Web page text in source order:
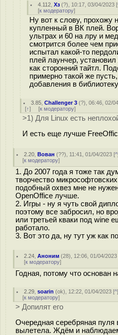
4.112 ,Хз (?), 10:17, 03/04/2023 [
[к модератору]
Ну вот к слову, прохожу
купленный в ВК плей.
ультрах и 60 на лру и
смотрится более чем
испытал какой-то
плей лаунчер,
как сторонний тайтл.
примерно такой же
добавления в
3.85 ,Challenger 3 (?), 06:46, 02/
[↑] [к модератору]
>1) Для Linux есть
И есть еще лучше
2.20 ,Вован (??), 11:41, 01/04/2023 [^
[к модератору]
1. До 2007 года я тоже так
творчество
подобный охвез мне не
OpenOffice лучше.
2. Игры - ну я чуть свой
поэтому все забросил, но
или третьей кваки под wine
работало.
3. Вот это да, ну тут уж как
2.24 ,Аноним (28), 12:06, 01/04/2023
[к модератору]
Годная, потому что основан
2.29 ,soarin (ok), 12:22, 01/04/2023 [^
[к модератору]
> Допилят его
Очередная серебряная пуля
вылетела. Ждём и